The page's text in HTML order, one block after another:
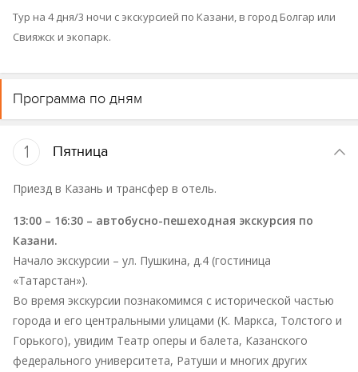
Тур на 4 дня/3 ночи с экскурсией по Казани, в город Болгар или
Свияжск и экопарк.
Программа по дням
1 Пятница
Приезд в Казань и трансфер в отель.
13:00 – 16:30 – автобусно-пешеходная экскурсия по
Казани.
Начало экскурсии – ул. Пушкина, д.4 (гостиница
«Татарстан»).
Во время экскурсии познакомимся с исторической частью
города и его центральными улицами (К. Маркса, Толстого и
Горького), увидим Театр оперы и балета, Казанского
федерального университета, Ратуши и многих других